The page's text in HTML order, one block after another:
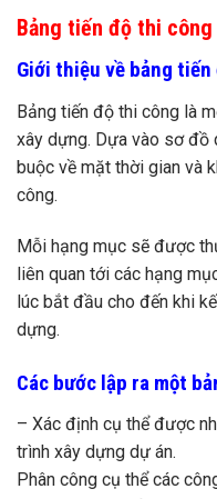
Bảng tiến độ thi
Giới thiệu về bảng
Bảng tiến độ thi công là
xây dựng. Dựa vào sơ đồ
buộc về mặt thời gian và
công.
Mỗi hạng mục sẽ được
liên quan tới các hạng
lúc bắt đầu cho đến khi
dựng.
Các bước lập ra một
– Xác định cụ thể được
trình xây dựng dự án.
Phân công cụ thể các